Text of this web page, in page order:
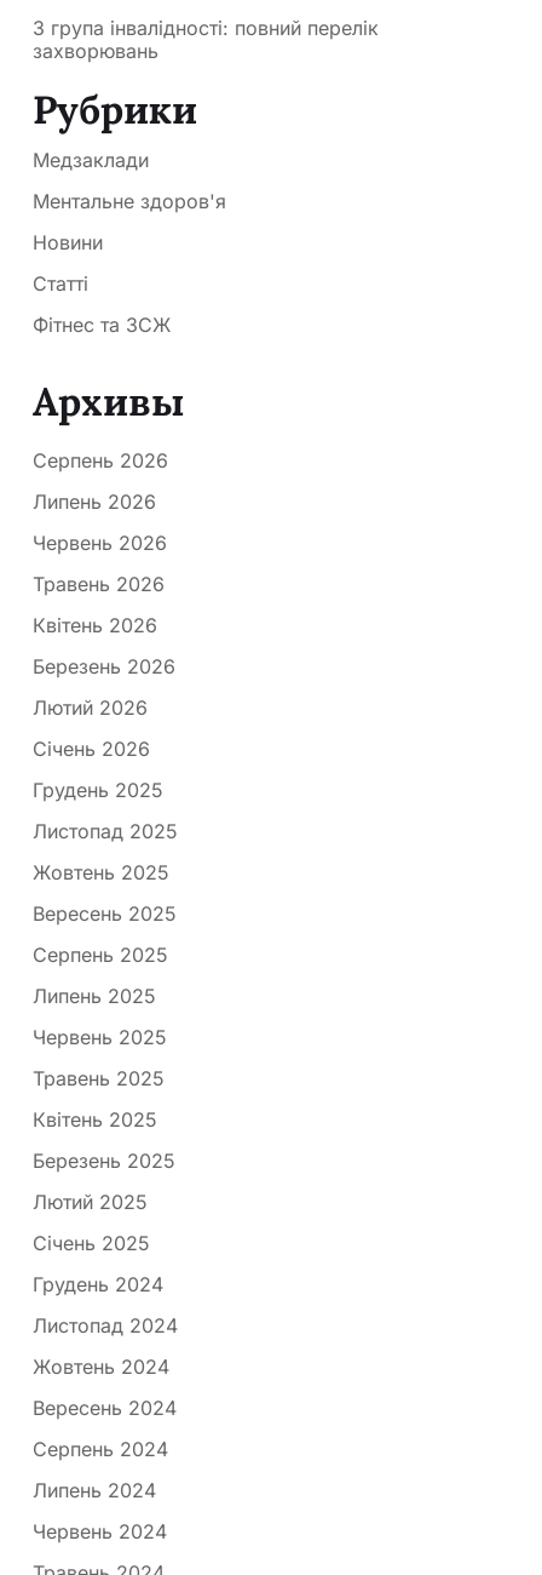
3 група інвалідності: повний перелік
захворювань
Рубрики
Медзаклади
Ментальне здоров'я
Новини
Статті
Фітнес та ЗСЖ
Архивы
Серпень 2026
Липень 2026
Червень 2026
Травень 2026
Квітень 2026
Березень 2026
Лютий 2026
Січень 2026
Грудень 2025
Листопад 2025
Жовтень 2025
Вересень 2025
Серпень 2025
Липень 2025
Червень 2025
Травень 2025
Квітень 2025
Березень 2025
Лютий 2025
Січень 2025
Грудень 2024
Листопад 2024
Жовтень 2024
Вересень 2024
Серпень 2024
Липень 2024
Червень 2024